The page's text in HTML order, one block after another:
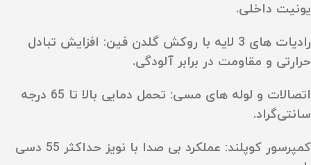
یونیت داخلی.
رادیات‌ های 3 لایه با روکش گلدن فین
: افزایش تبادل
حرارتی و مقاومت در برابر آلودگی.
اتصالات و لوله‌ های مسی: تحمل دمایی بالا تا
65 درجه
سانتی‌گراد.
کمپرسور کوپلند: عملکرد بی‌ صدا با نویز حداکثر
55 دسی‌